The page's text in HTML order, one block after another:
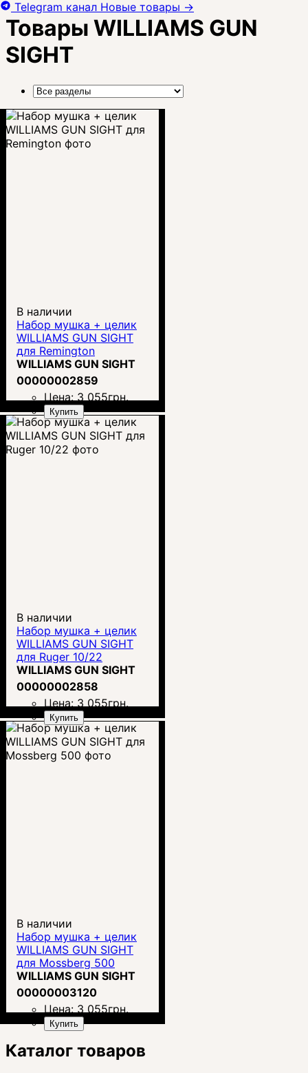
Товары WILLIAMS GUN
SIGHT
В наличии
Набор мушка + целик
WILLIAMS GUN SIGHT
для Remington
WILLIAMS GUN SIGHT
00000002859
Цена: 3 055грн.
Купить
В наличии
Набор мушка + целик
WILLIAMS GUN SIGHT
для Ruger 10/22
WILLIAMS GUN SIGHT
00000002858
Цена: 3 055грн.
Купить
В наличии
Набор мушка + целик
WILLIAMS GUN SIGHT
для Mossberg 500
WILLIAMS GUN SIGHT
00000003120
Цена: 3 055грн.
Купить
Каталог товаров
Telegram канал Новые товары →